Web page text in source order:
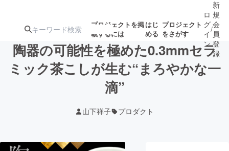
プロジェクトを掲
載するには
はじ
める
プロジェクト
をさがす
注目の新着プロ募集終了が近いプ
ロ
グ
イ
ン
/
新
規
会
員
登
録
陶器の可能性を極めた0.3mmセラ
ミック茶こしが生む“まろやかな一
滴”
山下祥子 プロダクト